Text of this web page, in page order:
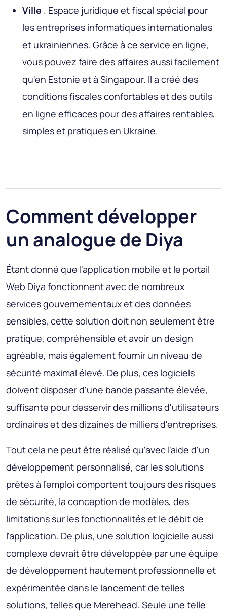
Ville . Espace juridique et fiscal spécial pour
les entreprises informatiques internationales
et ukrainiennes. Grâce à ce service en ligne,
vous pouvez faire des affaires aussi facilement
qu'en Estonie et à Singapour. Il a créé des
conditions fiscales confortables et des outils
en ligne efficaces pour des affaires rentables,
simples et pratiques en Ukraine.
Comment développer
un analogue de Diya
Étant donné que l'application mobile et le portail
Web Diya fonctionnent avec de nombreux
services gouvernementaux et des données
sensibles, cette solution doit non seulement être
pratique, compréhensible et avoir un design
agréable, mais également fournir un niveau de
sécurité maximal élevé. De plus, ces logiciels
doivent disposer d'une bande passante élevée,
suffisante pour desservir des millions d'utilisateurs
ordinaires et des dizaines de milliers d'entreprises.
Tout cela ne peut être réalisé qu'avec l'aide d'un
développement personnalisé, car les solutions
prêtes à l'emploi comportent toujours des risques
de sécurité, la conception de modèles, des
limitations sur les fonctionnalités et le débit de
l'application. De plus, une solution logicielle aussi
complexe devrait être développée par une équipe
de développement hautement professionnelle et
expérimentée dans le lancement de telles
solutions, telles que Merehead. Seule une telle